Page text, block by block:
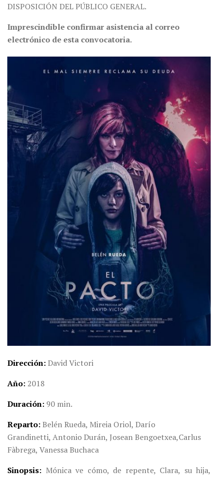
DISPOSICIÓN DEL PÚBLICO GENERAL.
Imprescindible confirmar asistencia al correo
electrónico de esta convocatoria.
Dirección David Victori
Año 2018
Duración 90 min.
Reparto Belén Rueda, Mireia Oriol, Darío
Grandinetti, Antonio Durán, Josean Bengoetxea,Carlus
Fàbrega, Vanessa Buchaca
Sinopsis
Mónica ve cómo, de repente, Clara, su hija,